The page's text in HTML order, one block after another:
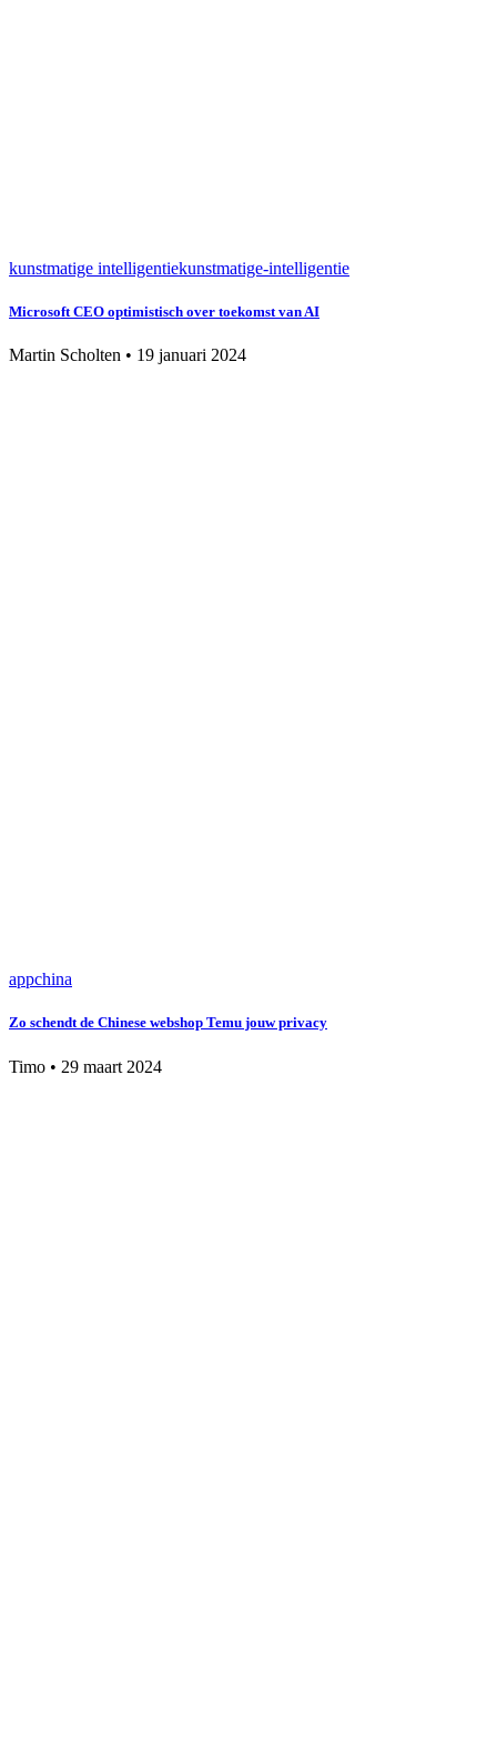
kunstmatige intelligentiekunstmatige-intelligentie
Microsoft CEO optimistisch over toekomst van AI
Martin Scholten • 19 januari 2024
appchina
Zo schendt de Chinese webshop Temu jouw privacy
Timo • 29 maart 2024